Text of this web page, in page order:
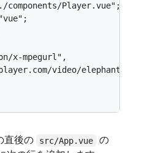
components/Player.vue" ;
"vue" ;
x-mpegurl" ,
video/elephants-
直後の src/App.vue の